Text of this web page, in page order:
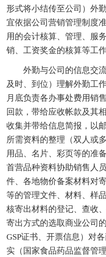
形式将小结传至公司）外
宜依据公司营销管理制度
用的会计核算、管理、服
销、工资奖金的核算等工作
外勤与公司的信息交
及时、到位）理解外勤工
月底负责各办事处费用销
回款，带给应收帐款及其
收集并带给信息简报，以
所需资料的整理（双人或
用品、名片、彩页等的准
首营品种资料协助销售人
件、各地物价备案材料对
等的管理文件、材料、样
核寄出材料的登记、查收
寄出方式的选取商业公司
GSP证书、开票信息）对
实（国家食品药品监督管理